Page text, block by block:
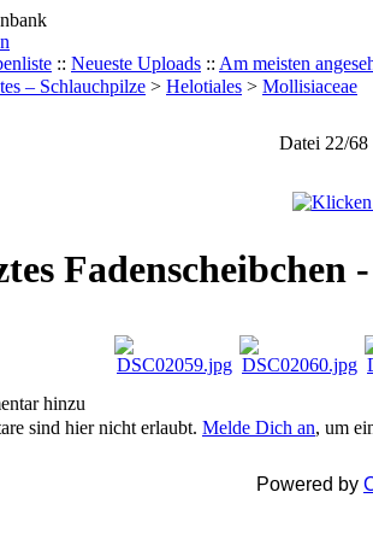
:: Neueste Uploads :: Am meisten
– Schlauchpilze > Helotiales > Mollisiaceae
Datei 22/68
hinzu
sind hier nicht erlaubt. Melde Dich an, um
Powered by